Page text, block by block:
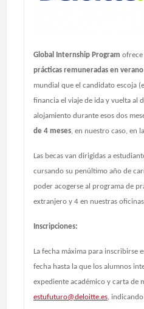
Global Internship Program
prácticas remuneradas en verano
mundial que el candidato escoja
financia el viaje de ida y vuelta al
alojamiento durante esos dos
de 4 meses, en nuestro caso, en
Las becas van dirigidas a
cursando su penúltimo año de
poder acogerse al programa de
extranjero y 4 en nuestras
Inscripciones:
La fecha máxima para inscribirse
fecha hasta la que los alumnos
expediente académico y carta de
estufuturo@deloitte.es,